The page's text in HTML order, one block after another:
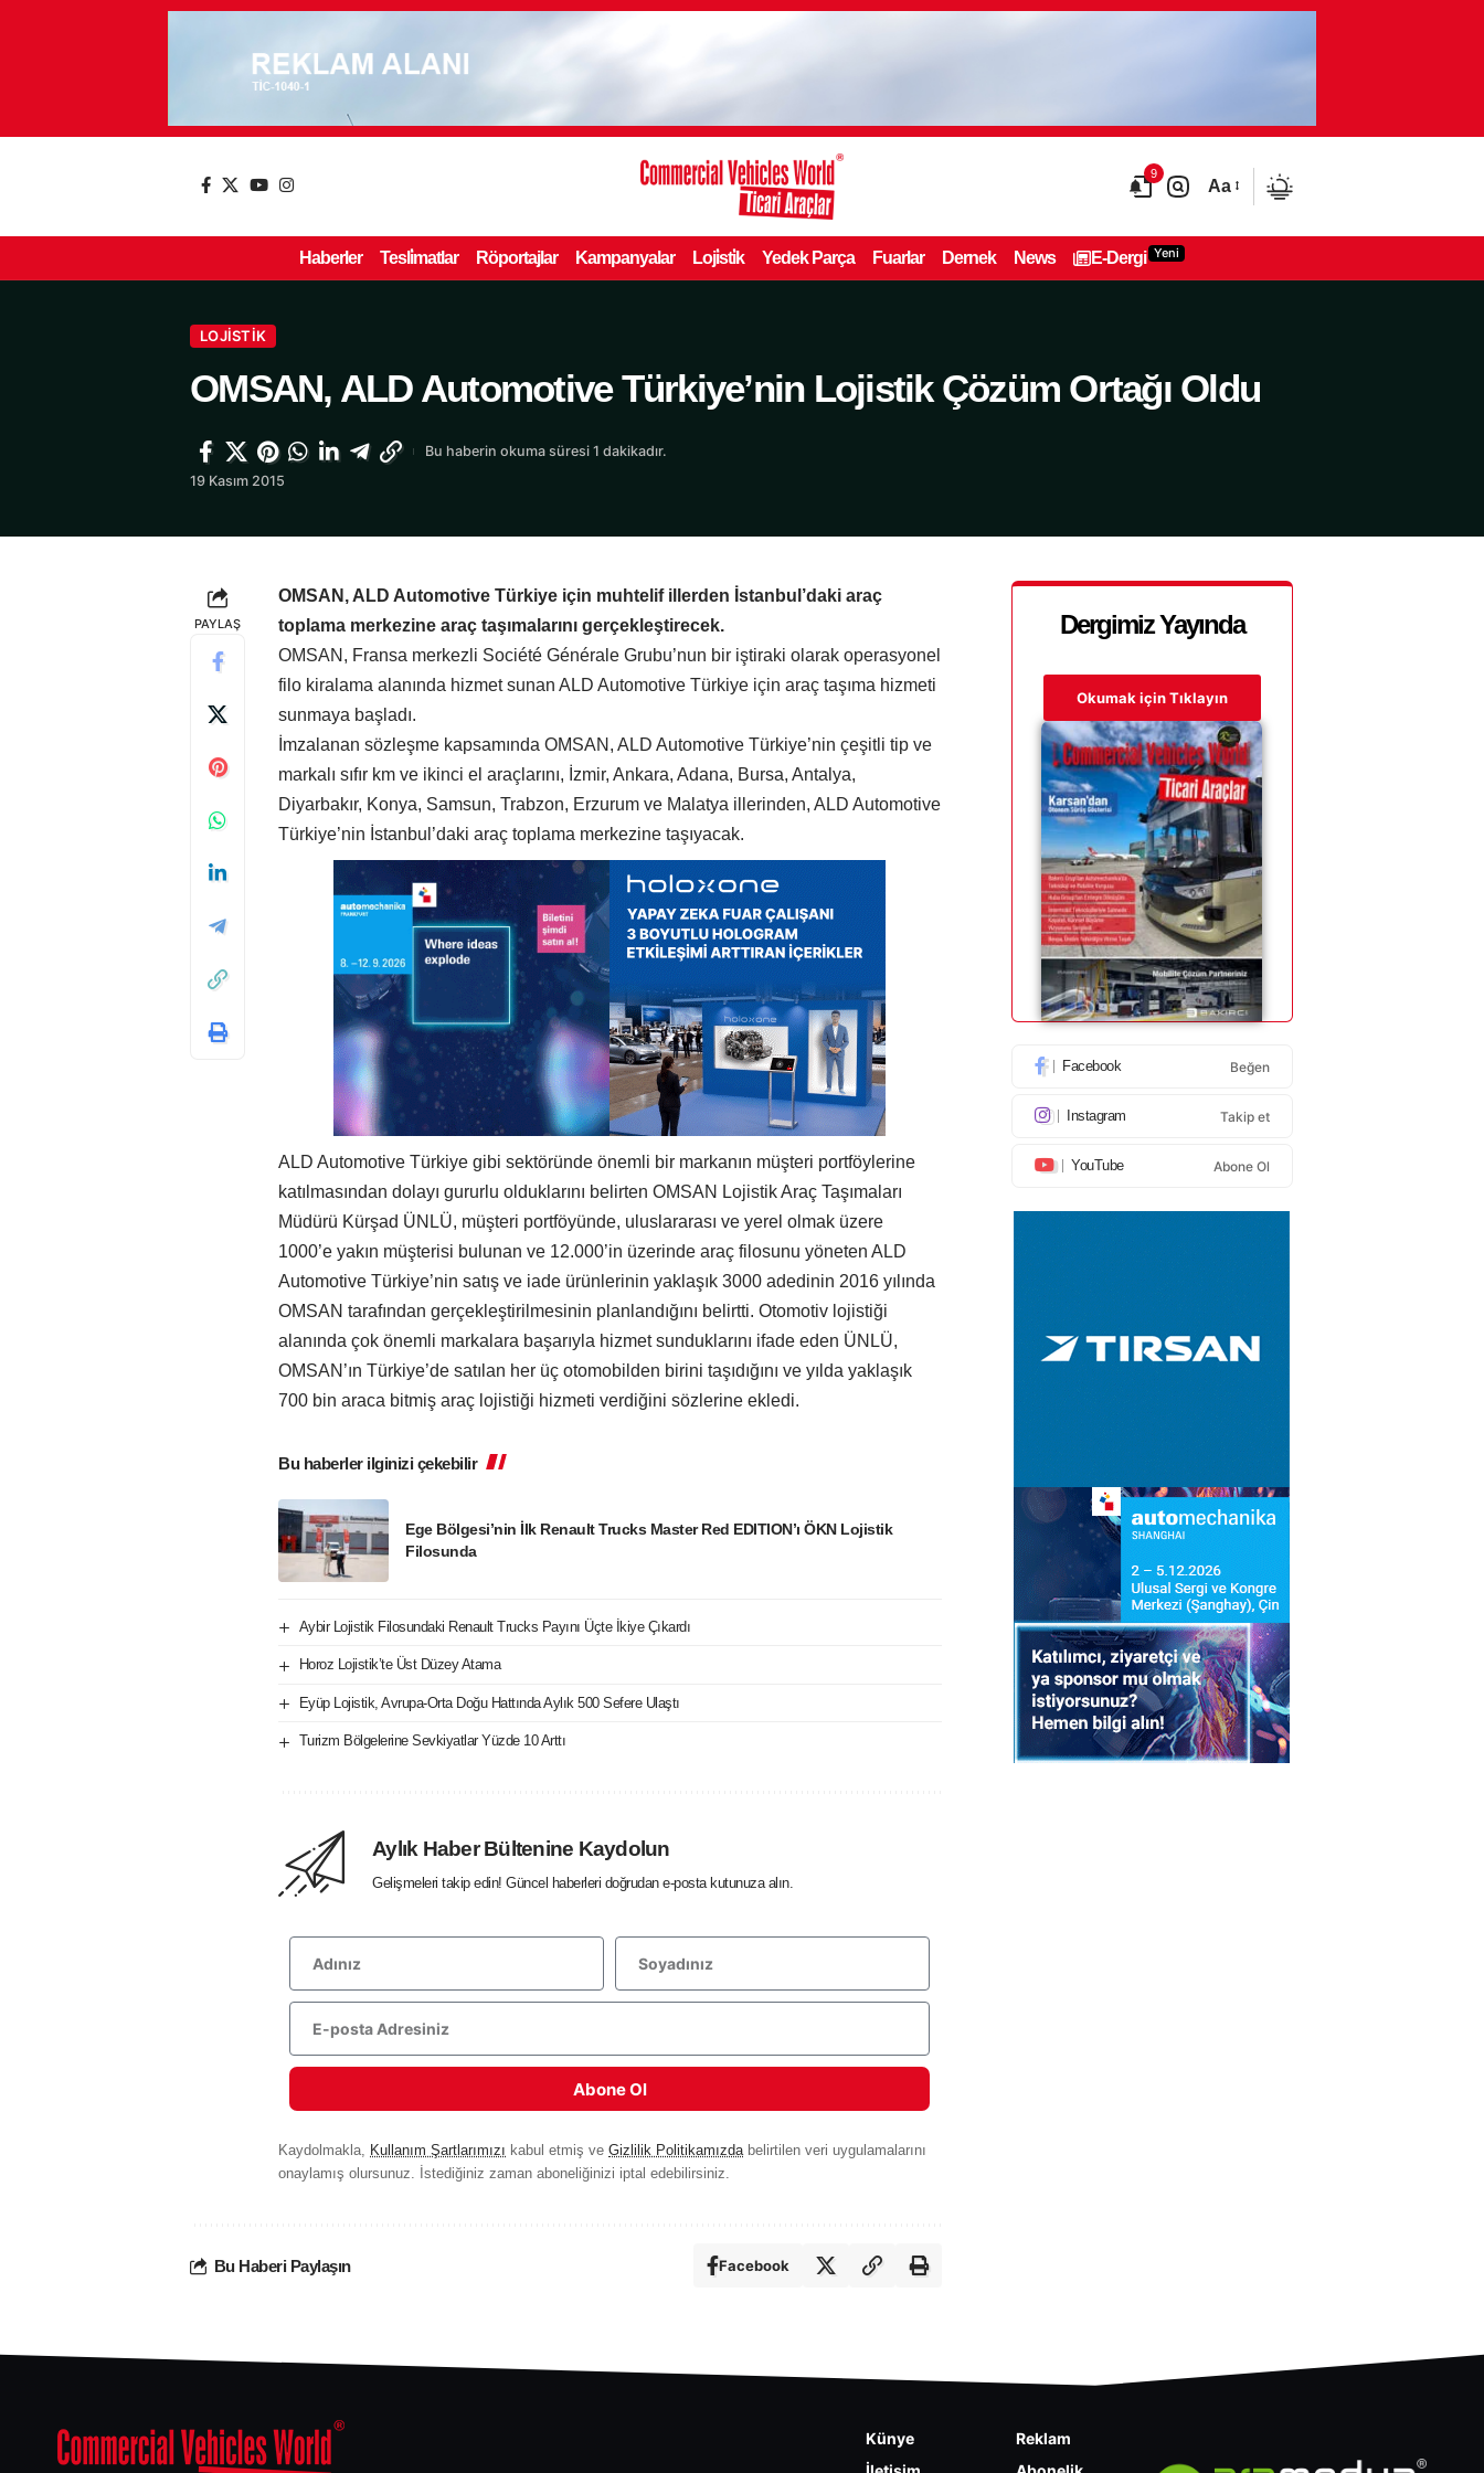
9
Aa
Haberler Tesli̇matlar Röportajlar Kampanyalar Loji̇sti̇k Yedek Parça Fuarlar Dernek News E-Dergi Yeni
LOJISTIK
OMSAN, ALD Automotive Türkiye’nin Lojistik Çözüm Ortağı Oldu
19 Kasım 2015
Bu haberin okuma süresi 1 dakikadır.
PAYLAŞ
OMSAN, ALD Automotive Türkiye için muhtelif illerden İstanbul’daki araç
toplama merkezine araç taşımalarını gerçekleştirecek.
OMSAN, Fransa merkezli Société Générale Grubu’nun bir iştiraki olarak operasyonel
filo kiralama alanında hizmet sunan ALD Automotive Türkiye için araç taşıma hizmeti
sunmaya başladı.
İmzalanan sözleşme kapsamında OMSAN, ALD Automotive Türkiye’nin çeşitli tip ve
markalı sıfır km ve ikinci el araçlarını, İzmir, Ankara, Adana, Bursa, Antalya,
Diyarbakır, Konya, Samsun, Trabzon, Erzurum ve Malatya illerinden, ALD Automotive
Türkiye’nin İstanbul’daki araç toplama merkezine taşıyacak.
ALD Automotive Türkiye gibi sektöründe önemli bir markanın müşteri portföylerine
katılmasından dolayı gururlu olduklarını belirten OMSAN Lojistik Araç Taşımaları
Müdürü Kürşad ÜNLÜ, müşteri portföyünde, uluslararası ve yerel olmak üzere
1000’e yakın müşterisi bulunan ve 12.000’in üzerinde araç filosunu yöneten ALD
Automotive Türkiye’nin satış ve iade ürünlerinin yaklaşık 3000 adedinin 2016 yılında
OMSAN tarafından gerçekleştirilmesinin planlandığını belirtti. Otomotiv lojistiği
alanında çok önemli markalara başarıyla hizmet sunduklarını ifade eden ÜNLÜ,
OMSAN’ın Türkiye’de satılan her üç otomobilden birini taşıdığını ve yılda yaklaşık
700 bin araca bitmiş araç lojistiği hizmeti verdiğini sözlerine ekledi.
Bu haberler ilginizi çekebilir
Ege Bölgesi’nin İlk Renault Trucks Master Red EDITION’ı ÖKN Lojistik
Filosunda
Aybir Lojistik Filosundaki Renault Trucks Payını Üçte İkiye Çıkardı
Horoz Lojistik’te Üst Düzey Atama
Eyüp Lojistik, Avrupa-Orta Doğu Hattında Aylık 500 Sefere Ulaştı
Turizm Bölgelerine Sevkiyatlar Yüzde 10 Arttı
Aylık Haber Bültenine Kaydolun
Gelişmeleri takip edin! Güncel haberleri doğrudan e-posta kutunuza alın.
Abone Ol
Kaydolmakla, Kullanım Şartlarımızı kabul etmiş ve Gizlilik Politikamızdabelirtilen veri uygulamalarını
onaylamış olursunuz. İstediğiniz zaman aboneliğinizi iptal edebilirsiniz.
Bu Haberi Paylaşın Facebook
Dergimiz Yayında
Okumak için Tıklayın
Facebook Beğen
Instagram Takip et
YouTube Abone Ol
Künye
Reklam